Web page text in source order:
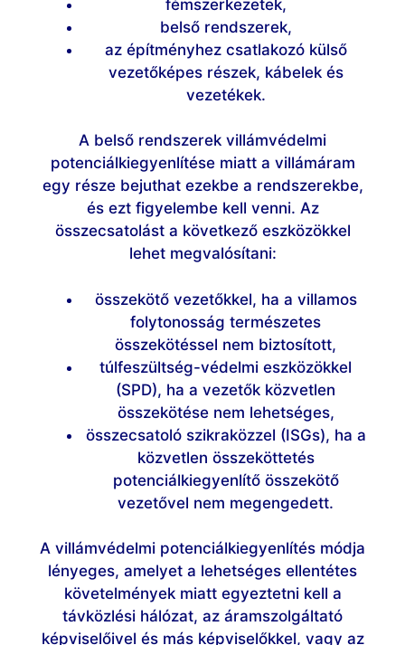
fémszerkezetek,
belső rendszerek,
az építményhez csatlakozó külső
vezetőképes részek, kábelek és
vezetékek.
A belső rendszerek villámvédelmi
potenciálkiegyenlítése miatt a villámáram
egy része bejuthat ezekbe a rendszerekbe,
és ezt figyelembe kell venni. Az
összecsatolást a következő eszközökkel
lehet megvalósítani:
összekötő vezetőkkel, ha a villamos
folytonosság természetes
összekötéssel nem biztosított,
túlfeszültség-védelmi eszközökkel
(SPD), ha a vezetők közvetlen
összekötése nem lehetséges,
összecsatoló szikraközzel (ISGs), ha a
közvetlen összeköttetés
potenciálkiegyenlítő összekötő
vezetővel nem megengedett.
A villámvédelmi potenciálkiegyenlítés módja
lényeges, amelyet a lehetséges ellentétes
követelmények miatt egyeztetni kell a
távközlési hálózat, az áramszolgáltató
képviselőivel és más képviselőkkel, vagy az